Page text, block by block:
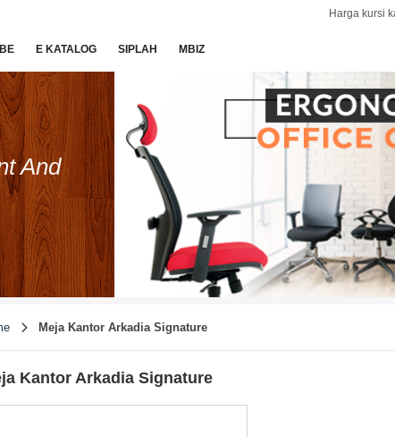
Harga kursi
E KATALOG SIPLAH MBIZ
And
Meja Kantor Arkadia Signature
Kantor Arkadia Signature